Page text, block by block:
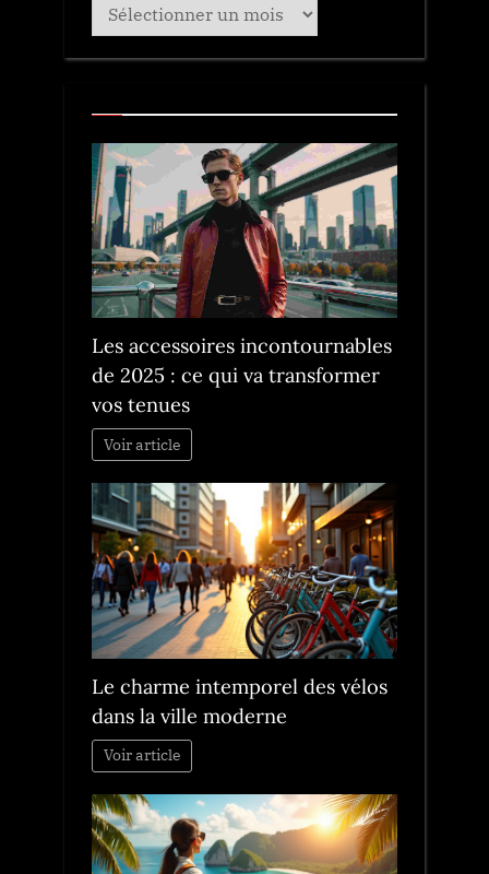
Les accessoires incontournables
de 2025 : ce qui va transformer
vos tenues
Voir article
Le charme intemporel des vélos
dans la ville moderne
Voir article